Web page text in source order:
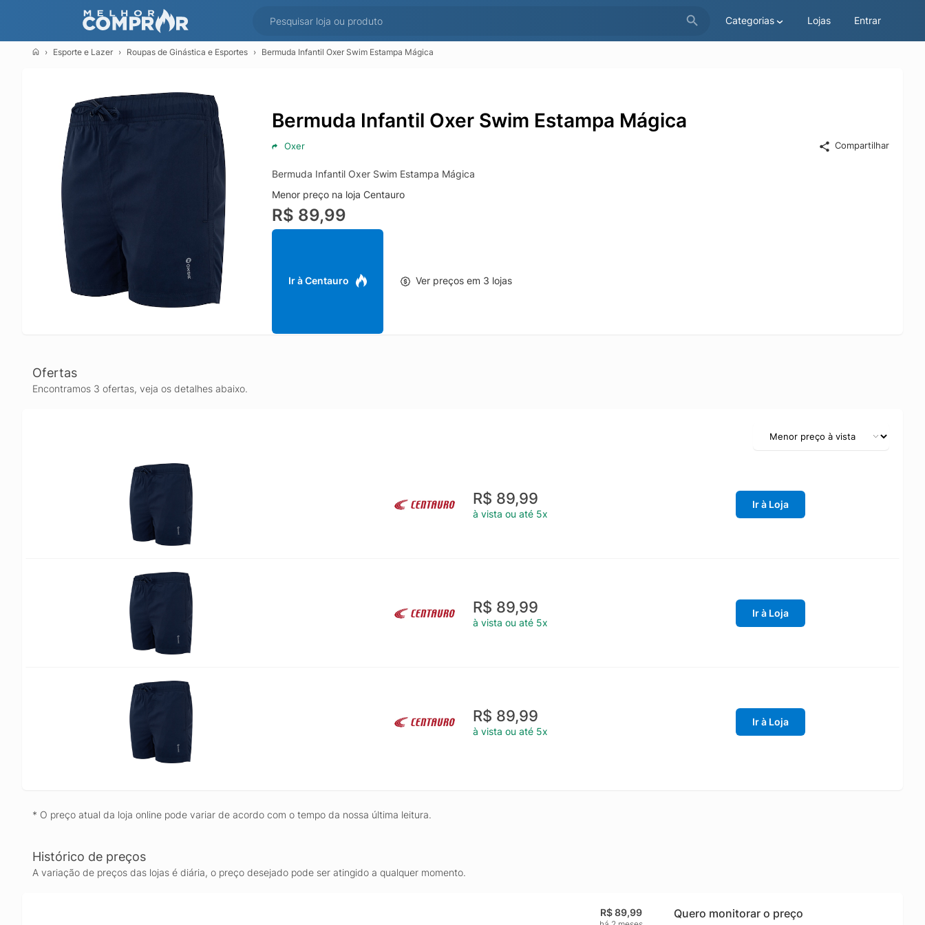
Categorias Lojas Entrar
Esporte e Lazer Roupas de Ginástica e Esportes Bermuda Infantil Oxer Swim Estampa Mágica
Bermuda Infantil Oxer Swim Estampa Mágica
Oxer Compartilhar
Bermuda Infantil Oxer Swim Estampa Mágica
Menor preço na loja Centauro
R$ 89,99
Ir à Centauro Ver preços em 3 lojas
Ofertas
Encontramos 3 ofertas, veja os detalhes abaixo.
R$ 89,99
à vista ou até 5x
Ir à Loja
R$ 89,99
à vista ou até 5x
Ir à Loja
R$ 89,99
à vista ou até 5x
Ir à Loja
* O preço atual da loja online pode variar de acordo com o tempo da nossa última leitura.
Histórico de preços
A variação de preços das lojas é diária, o preço desejado pode ser atingido a qualquer momento.
R$ 89,99 Quero monitorar o preço